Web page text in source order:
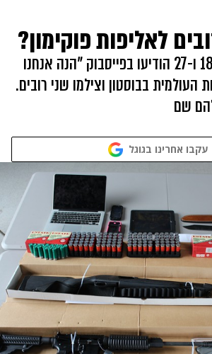
לאליפות פוקימון?
אלופי פוקימון בני 18 ו-27 הודיעו בפייסבוק "הנה אנחנו
העולמית בבוסטון וצילמו שני רובים.
שם
עקבו אחרינו בגוגל